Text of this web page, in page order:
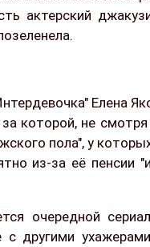
актерский
Елена
которой, не
пола", у
из-за её пенсии
очередной
с другими